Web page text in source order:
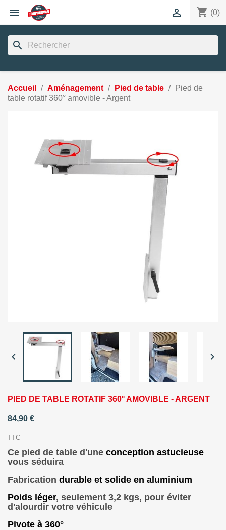
 shopping_cart (0)

search
Accueil Aménagement Pied de table
Pied de
table rotatif 360° amovible - Argent
 
PIED DE TABLE ROTATIF 360° AMOVIBLE - ARGENT
84,90 €
TTC
Ce pied de table d'une conception astucieuse
vous séduira
Fabrication durable et solide en aluminium
Poids léger, seulement 3,2 kgs, pour éviter
d'alourdir votre véhicule
Pivote à 360°